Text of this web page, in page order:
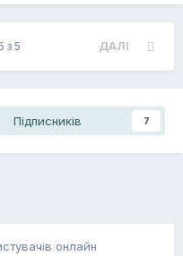
ДАЛІ
з 5
Підписників 7
онлайн